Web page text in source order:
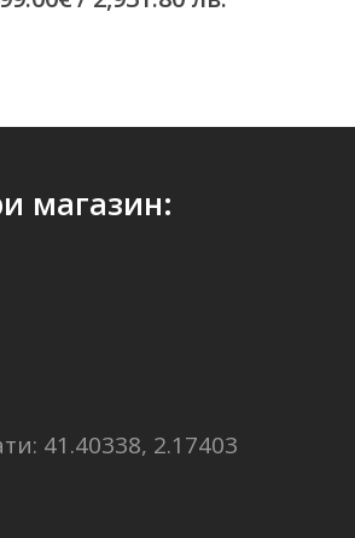
магазин:
41.40338, 2.17403